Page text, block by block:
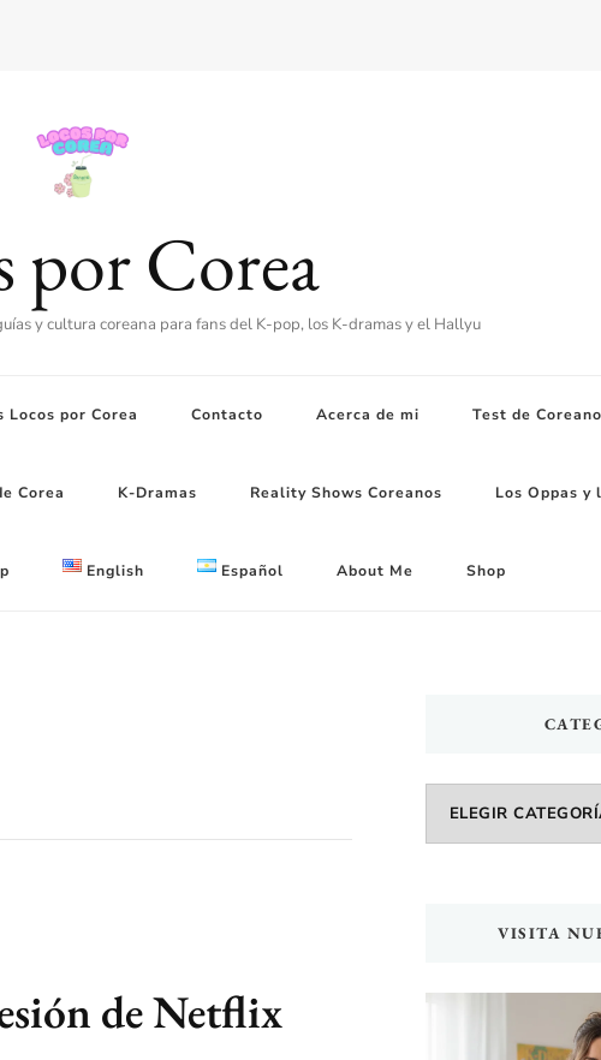
por Corea
y cultura coreana para fans del K-pop, los K-dramas y el Hallyu
Locos por Corea Contacto Acerca de mi Test de
Corea K-Dramas Reality Shows Coreanos Los Oppas y
English Español About Me Shop
de Netflix
Categorías
VISITA